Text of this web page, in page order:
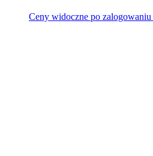
Ceny widoczne po zalogowaniu